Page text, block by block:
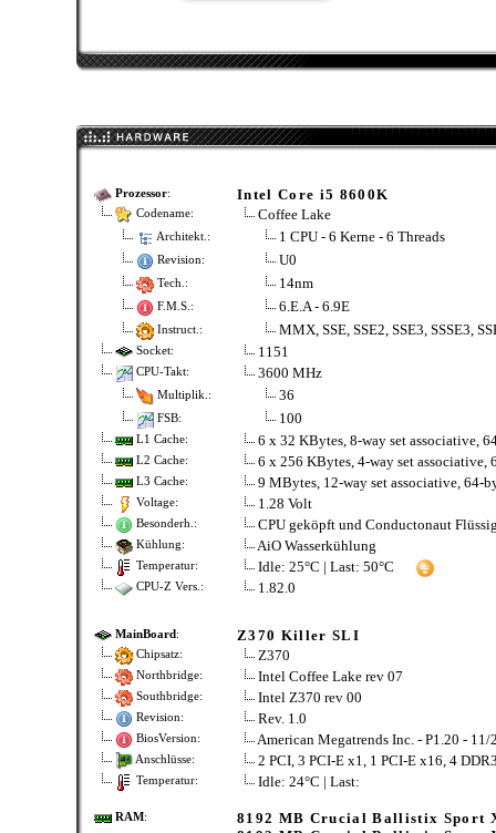
Prozessor: Intel Core i5 8600K
Codename: Coffee Lake
Architekt.: 1 CPU - 6 Kerne - 6 Threads
Revision: U0
Tech.: 14nm
F.M.S.: 6.E.A - 6.9E
Instruct.: MMX, SSE, SSE2, SSE3, SSSE3,
Socket: 1151
CPU-Takt: 3600 MHz
Multiplik.: 36
FSB: 100
L1 Cache: 6 x 32 KBytes, 8-way set associative,
L2 Cache: 6 x 256 KBytes, 4-way set associative,
L3 Cache: 9 MBytes, 12-way set associative, 64-
Voltage: 1.28 Volt
Besonderh.: CPU geköpft und Conductonaut
Kühlung: AiO Wasserkühlung
Temperatur: Idle: 25°C | Last: 50°C
CPU-Z Vers.: 1.82.0
MainBoard: Z370 Killer SLI
Chipsatz: Z370
Northbridge: Intel Coffee Lake rev 07
Southbridge: Intel Z370 rev 00
Revision: Rev. 1.0
BiosVersion: American Megatrends Inc. - P1.20 -
Anschlüsse: 2 PCI, 3 PCI-E x1, 1 PCI-E x16, 4
Temperatur: Idle: 24°C | Last:
RAM:
8192 MB Crucial Ballistix Sport